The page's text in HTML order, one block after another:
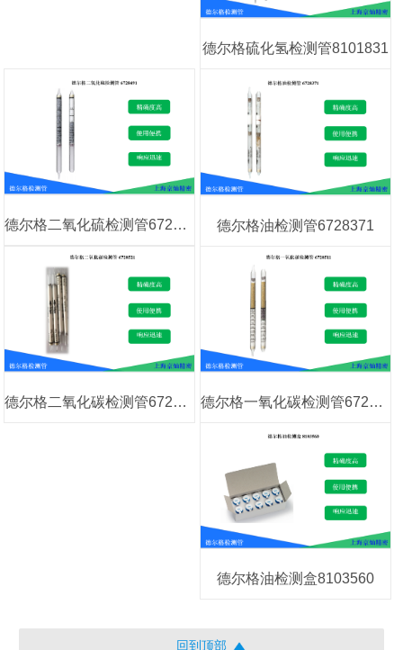
德尔格硫化氢检测管8101831
德尔格二氧化硫检测管6728491 德尔格油检测管6728371
德尔格二氧化碳检测管6728521 德尔格一氧化碳检测管6728511
德尔格油检测盒8103560
回到顶部